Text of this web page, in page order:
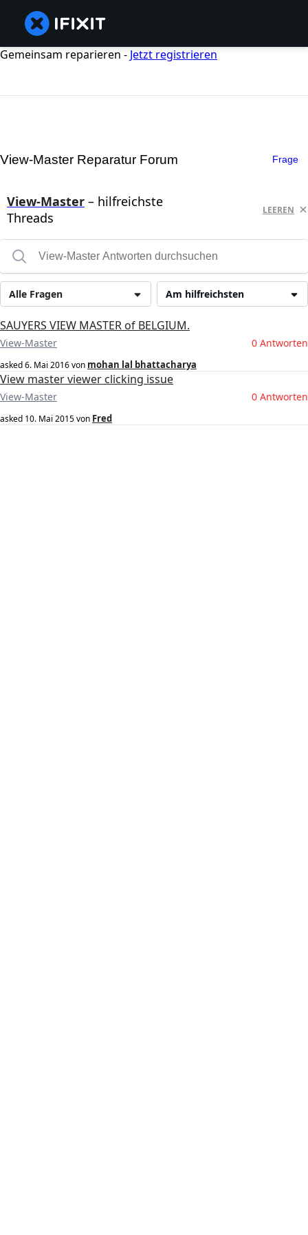
Gemeinsam reparieren - Jetzt registrieren
View-Master Reparatur Forum Frage
View-Master – hilfreichste
Threads
LEEREN
Am hilfreichsten
Alle Fragen
SAUYERS VIEW MASTER of BELGIUM.
View-Master 0 Antworten
asked6. Mai 2016von mohan lal bhattacharya
View master viewer clicking issue
View-Master 0 Antworten
asked 10. Mai 2015von Fred